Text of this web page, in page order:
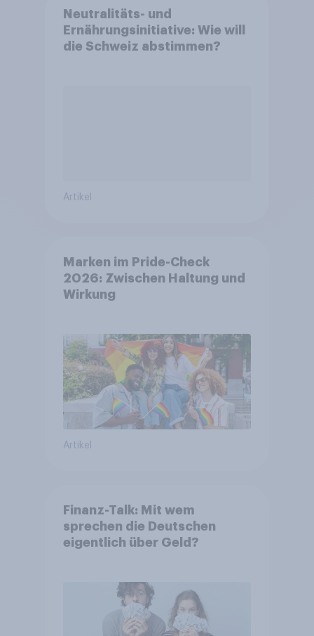
Neutralitäts- und
Ernährungsinitiative: Wie will
die Schweiz abstimmen?
Artikel
Marken im Pride-Check
2026: Zwischen Haltung und
Wirkung
Artikel
Finanz-Talk: Mit wem
sprechen die Deutschen
eigentlich über Geld?